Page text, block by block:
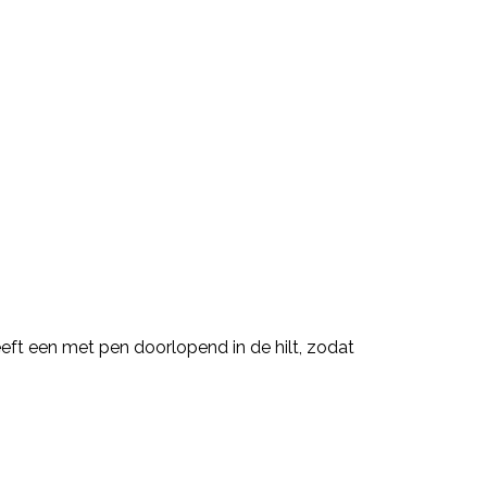
een met pen doorlopend in de hilt, zodat